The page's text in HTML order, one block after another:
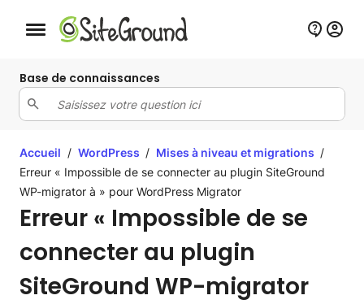
Bouton de navigation mobile
Base de connaissances
Accueil / WordPress / Mises à niveau et migrations /
Erreur « Impossible de se connecter au plugin SiteGround
WP-migrator à » pour WordPress Migrator
Erreur « Impossible de se
connecter au plugin
SiteGround WP-migrator